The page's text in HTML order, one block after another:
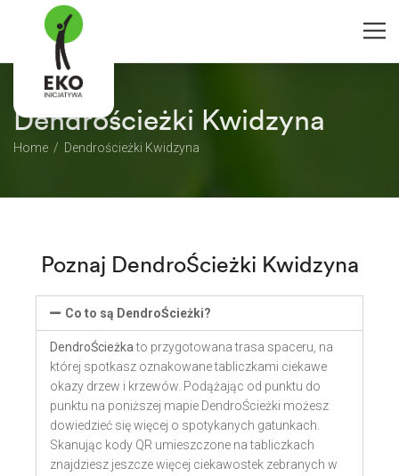
Dendrościeżki Kwidzyna
Home Dendrościeżki Kwidzyna
Poznaj DendroŚcieżki Kwidzyna
Co to są DendroŚcieżki?
DendroŚcieżkato przygotowana trasa spaceru, na
której spotkasz oznakowane tabliczkami ciekawe
okazy drzew i krzewów. Podążając od punktu do
punktu na poniższej mapie DendroŚcieżki możesz
dowiedzieć się więcej o spotykanych gatunkach.
Skanując kody QR umieszczone na tabliczkach
znajdziesz jeszcze więcej ciekawostek zebranych w